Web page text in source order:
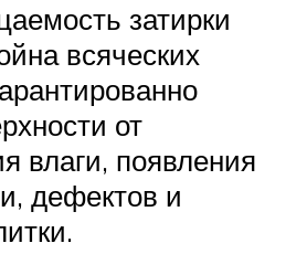
затирки
всяческих
от
влаги, появления
дефектов и